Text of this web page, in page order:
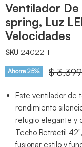
Ventilador
spring, Luz
Velocidades
SKU 24022-1
Ahorre25% Precio
$
Este ventilador de
rendimiento
refugio elegante y
Techo Retráctil
fusionar estilo y